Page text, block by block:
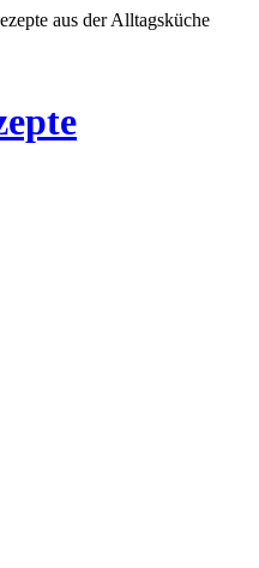
aus der Alltagsküche